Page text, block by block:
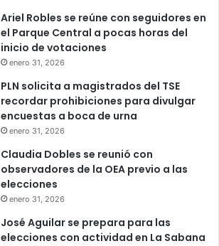
Ariel Robles se reúne con seguidores en
el Parque Central a pocas horas del
inicio de votaciones
enero 31, 2026
PLN solicita a magistrados del TSE
recordar prohibiciones para divulgar
encuestas a boca de urna
enero 31, 2026
Claudia Dobles se reunió con
observadores de la OEA previo a las
elecciones
enero 31, 2026
José Aguilar se prepara para las
elecciones con actividad en La Sabana